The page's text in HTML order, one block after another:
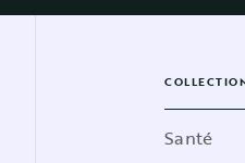
Santé